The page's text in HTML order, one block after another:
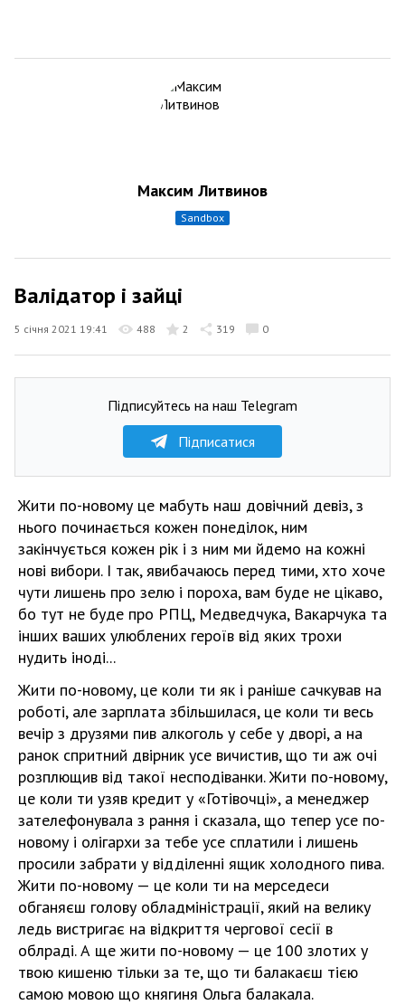
Максим Литвинов
sandbox
Валідатор і зайці
5 січня 2021 19:41 488 2 319 0
Підписуйтесь на наш Telegram
Підписатися
Жити по-новому це мабуть наш довічний девіз, з
нього починається кожен понеділок, ним
закінчується кожен рік і з ним ми йдемо на кожні
нові вибори. І так, явибачаюсь перед тими, хто хоче
чути лишень про зелю і пороха, вам буде не цікаво,
бо тут не буде про РПЦ, Медведчука, Вакарчука та
інших ваших улюблених героїв від яких трохи
нудить іноді...
Жити по-новому, це коли ти як і раніше сачкував на
роботі, але зарплата збільшилася, це коли ти весь
вечір з друзями пив алкоголь у себе у дворі, а на
ранок спритний двірник усе вичистив, що ти аж очі
розплющив від такої несподіванки. Жити по-новому,
це коли ти узяв кредит у «Готівочці», а менеджер
зателефонувала з рання і сказала, що тепер усе по-
новому і олігархи за тебе усе сплатили і лишень
просили забрати у відділенні ящик холодного пива.
Жити по-новому — це коли ти на мерседеси
обганяєш голову обладміністрації, який на велику
ледь вистригає на відкриття чергової сесії в
облраді. А ще жити по-новому — це 100 злотих у
твою кишеню тільки за те, що ти балакаєш тією
самою мовою що княгиня Ольга балакала.